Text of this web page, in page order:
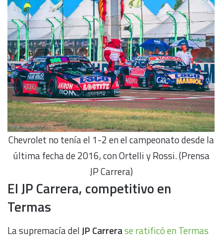
Chevrolet no tenía el 1-2 en el campeonato desde la
última fecha de 2016, con Ortelli y Rossi. (Prensa
JP Carrera)
El JP Carrera, competitivo en
Termas
La supremacía del JP Carrerase ratificó en Termas